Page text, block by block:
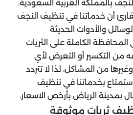
بالمملكة العربية السعودية.
أن خدماتنا في تنظيف النجف
والأدوات الحديثة
الكاملة على الثريات
من التكسير أو التعرض لأي
من المشاكل، لذا لا تتردد
بخدماتنا في تنظيف
بمدينة الرياض بأرخص الاسعار.
ثريات موثوقة